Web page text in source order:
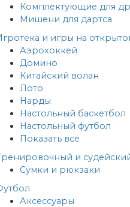
Комплектующие для
Мишени для дартса
и игры на
Аэрохоккей
Домино
Китайский волан
Лото
Нарды
Настольный баскетбол
Настольный футбол
Показать все
и
Сумки и рюкзаки
Аксессуары